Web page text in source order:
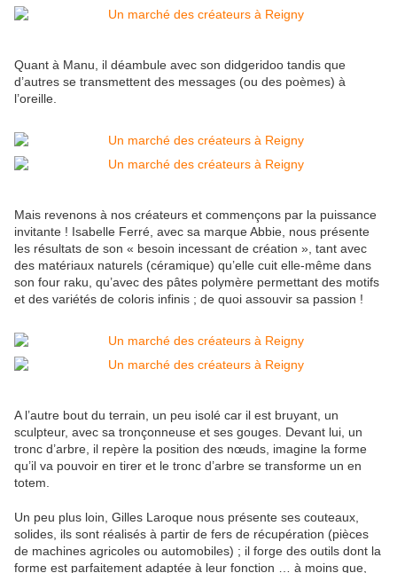
Quant à Manu, il déambule avec son didgeridoo tandis que
d’autres se transmettent des messages (ou des poèmes) à
l’oreille.
Mais revenons à nos créateurs et commençons par la puissance
invitante ! Isabelle Ferré, avec sa marque Abbie, nous présente
les résultats de son « besoin incessant de création », tant avec
des matériaux naturels (céramique) qu’elle cuit elle-même dans
son four raku, qu’avec des pâtes polymère permettant des motifs
et des variétés de coloris infinis ; de quoi assouvir sa passion !
A l’autre bout du terrain, un peu isolé car il est bruyant, un
sculpteur, avec sa tronçonneuse et ses gouges. Devant lui, un
tronc d’arbre, il repère la position des nœuds, imagine la forme
qu’il va pouvoir en tirer et le tronc d’arbre se transforme un en
totem.
Un peu plus loin, Gilles Laroque nous présente ses couteaux,
solides, ils sont réalisés à partir de fers de récupération (pièces
de machines agricoles ou automobiles) ; il forge des outils dont la
forme est parfaitement adaptée à leur fonction … à moins que,